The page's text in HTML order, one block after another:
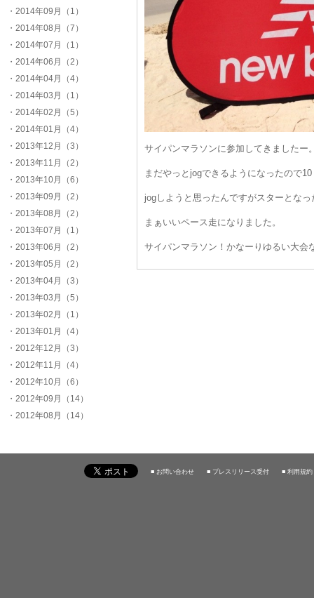
・2014年09月（1）
・2014年08月（7）
・2014年07月（1）
・2014年06月（2）
・2014年04月（4）
・2014年03月（1）
・2014年02月（5）
・2014年01月（4）
・2013年12月（3）
・2013年11月（2）
・2013年10月（6）
・2013年09月（2）
・2013年08月（2）
・2013年07月（1）
・2013年06月（2）
・2013年05月（2）
・2013年04月（3）
・2013年03月（5）
・2013年02月（1）
・2013年01月（4）
・2012年12月（3）
・2012年11月（4）
・2012年10月（6）
・2012年09月（14）
・2012年08月（14）
サイパンマラソンに参加してきましたー
まだやっとjogできるようになったので
jogしようと思ったんですがスターとな
まぁいいペース走になりました。
サイパンマラソン！かなーりゆるい大会
■ お問い合わせ ■ プレスリリース受付 ■ 利用規約